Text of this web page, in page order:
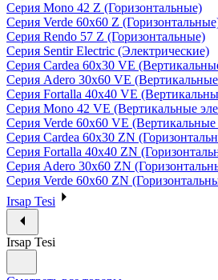
Серия Mono 42 Z (Горизонтальные)
Серия Verde 60х60 Z
Серия Rendo 57 Z (Горизонтальные)
Серия Sentir Electric (Электрические)
Серия Cardea 60х30 VE
Серия Adero 30х60 VE (Вертикальные
Серия Fortalla 40х40 VE
Серия Mono 42 VE (Вертикальные
Серия Verde 60х60 VE (Вертикальные
Серия Cardea 60х30 ZN
Серия Fortalla 40х40 ZN
Серия Adero 30х60 ZN
Серия Verde 60х60 ZN
Irsap Tesi
Irsap Tesi